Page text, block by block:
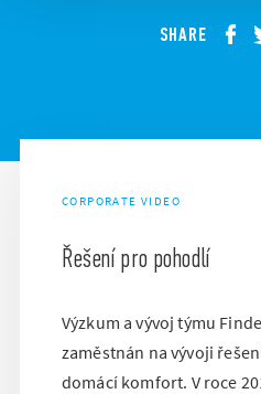
SHARE
CORPORATE VIDEO
Řešení pro pohodlí
Výzkum a vývoj týmu
zaměstnán na vývoji
domácí komfort. V roce